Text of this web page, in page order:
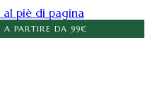
al piè di pagina
A PARTIRE DA 99€